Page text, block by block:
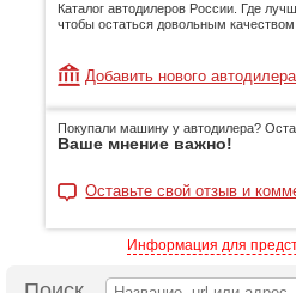
Каталог автодилеров России. Где
чтобы остаться довольным качеством
Добавить нового автодилера
Покупали машину у автодилера?
Ваше мнение важно!
Оставьте свой отзыв и
Информация для